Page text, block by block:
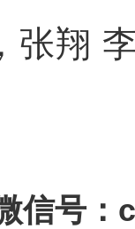
张翔
微信号